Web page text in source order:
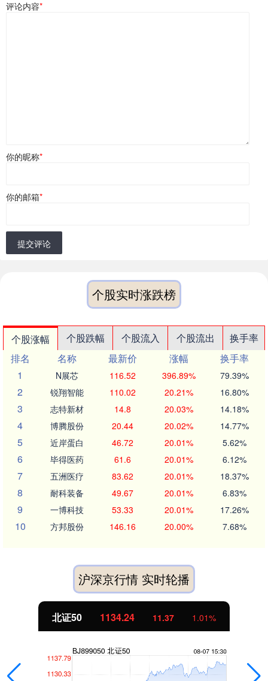
评论内容*
你的昵称*
你的邮箱*
提交评论
个股实时涨跌榜
个股涨幅 个股跌幅 个股流入 个股流出
换手率
排名
名称 最新价 涨幅
换手率
1
N展芯 116.52 396.89% 79.39%
2 锐翔智能 110.02 20.21% 16.80%
3 志特新材 14.8 20.03% 14.18%
4 博腾股份 20.44 20.02% 14.77%
5 近岸蛋白 46.72 20.01% 5.62%
6 毕得医药 61.6 20.01% 6.12%
7 五洲医疗 83.62 20.01% 18.37%
8 耐科装备 49.67 20.01% 6.83%
9 一博科技 53.33 20.01% 17.26%
10 方邦股份 146.16 20.00% 7.68%
沪深京行情 实时轮播
北证50 1134.24 11.37 1.01%